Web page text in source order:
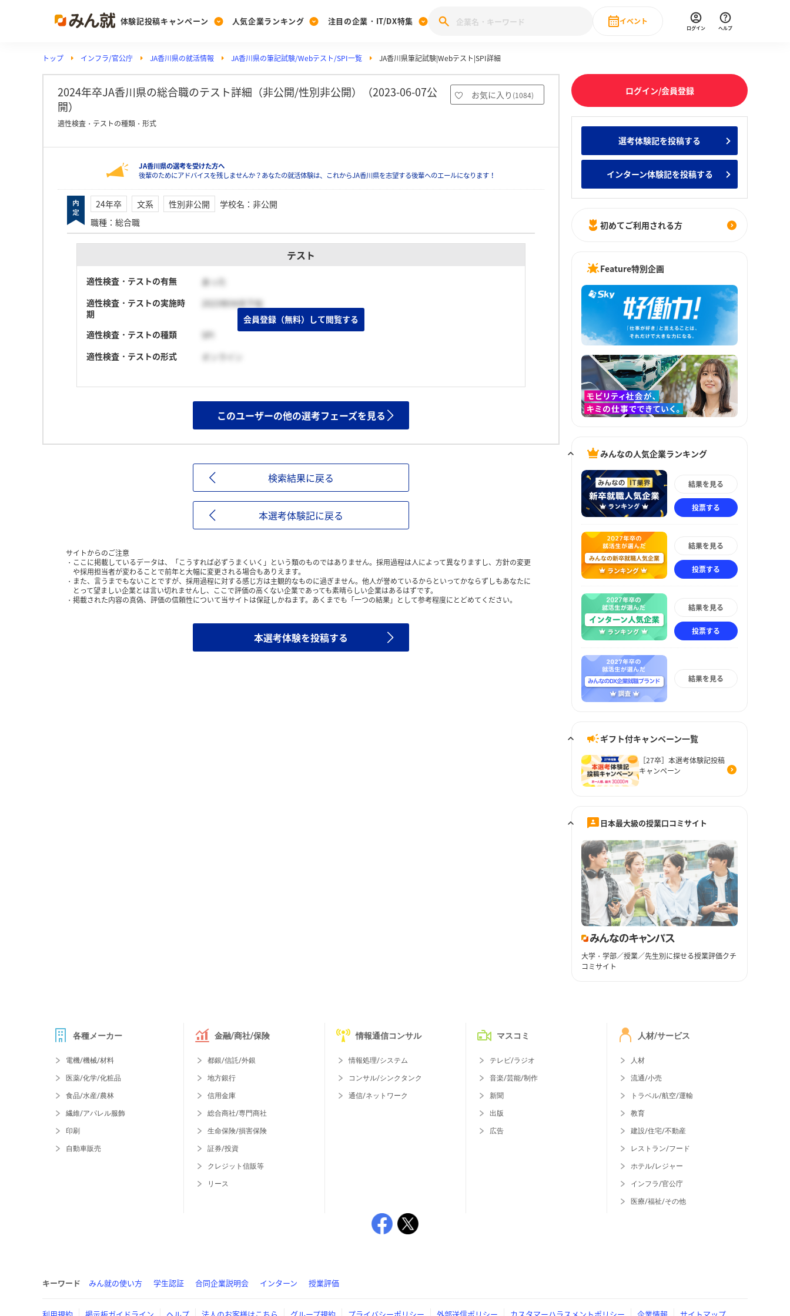
体験記投稿キャンペーン
Post
投稿する
[27卒] 本選考体験記投稿キャンペーン
人気企業ランキング
Ranking
ランキングを見る
みんなのDX企業就職ブランド調査
みんなの新卒就職人気企業ランキング みんなのインターン人気企業ランキ
注目の企業・IT/DX特集
PickUp
注目の企業特集
注目の企業特集
28卒 IT・DX現場社員インタビュー
動画で知ろう！業界・企業研究
イベント
直近のイベント一覧
ログイン ヘルプ
トップ インフラ/官公庁 JA香川県の就活情報 JA香川県の筆記試験/Webテスト/SPI一覧 JA香川県筆記試験|Webテスト|SPI詳細
2024年卒JA香川県の総合職のテスト詳細（非公開/性別非公開）（2023-06-07公
開）
お気に入り (1084)
適性検査・テストの種類・形式
JA香川県の選考を受けた方へ
後輩のためにアドバイスを残しませんか？あなたの就活体験は、これからJA香川県を志望する後輩へのエールになります！
24年卒 文系 性別非公開 学校名 ： 非公開
職種 ： 総合職
テスト
適性検査・テストの有無
あった
適性検査・テストの実施時
期
2023年04月下旬
適性検査・テストの種類
SPI
適性検査・テストの形式
オンライン
会員登録（無料）して閲覧する
このユーザーの他の選考フェーズを見る
検索結果に戻る
本選考体験記に戻る
サイトからのご注意
ここに掲載しているデータは、「こうすれば必ずうまくいく」という類のものではありません。採用過程は人によって異なりますし、方針の変更
や採用担当者が変わることで前年と大幅に変更される場合もありえます。
また、言うまでもないことですが、採用過程に対する感じ方は主観的なものに過ぎません。他人が誉めているからといってかならずしもあなたに
とって望ましい企業とは言い切れませんし、ここで評価の高くない企業であっても素晴らしい企業はあるはずです。
掲載された内容の真偽、評価の信頼性について当サイトは保証しかねます。あくまでも「一つの結果」として参考程度にとどめてください。
本選考体験を投稿する
ログイン/会員登録
選考体験記を投稿する
インターン体験記を投稿する
初めてご利用される方
Feature特別企画
みんなの人気企業ランキング
結果を見る
投票する
結果を見る
投票する
結果を見る
投票する
結果を見る
ギフト付キャンペーン一覧
［27卒］本選考体験記投稿
キャンペーン
日本最大級の授業口コミサイト
大学・学部／授業／先生別に探せる授業評価クチ
コミサイト
各種メーカー
電機/機械/材料
医薬/化学/化粧品
食品/水産/農林
繊維/アパレル服飾
印刷
自動車販売
金融/商社/保険
都銀/信託/外銀
地方銀行
信用金庫
総合商社/専門商社
生命保険/損害保険
証券/投資
クレジット信販等
リース
情報通信コンサル
情報処理/システム
コンサル/シンクタンク
通信/ネットワーク
マスコミ
テレビ/ラジオ
音楽/芸能/制作
新聞
出版
広告
人材/サービス
人材
流通/小売
トラベル/航空/運輸
教育
建設/住宅/不動産
レストラン/フード
ホテル/レジャー
インフラ/官公庁
医療/福祉/その他
キーワード みん就の使い方 学生認証 合同企業説明会 インターン 授業評価